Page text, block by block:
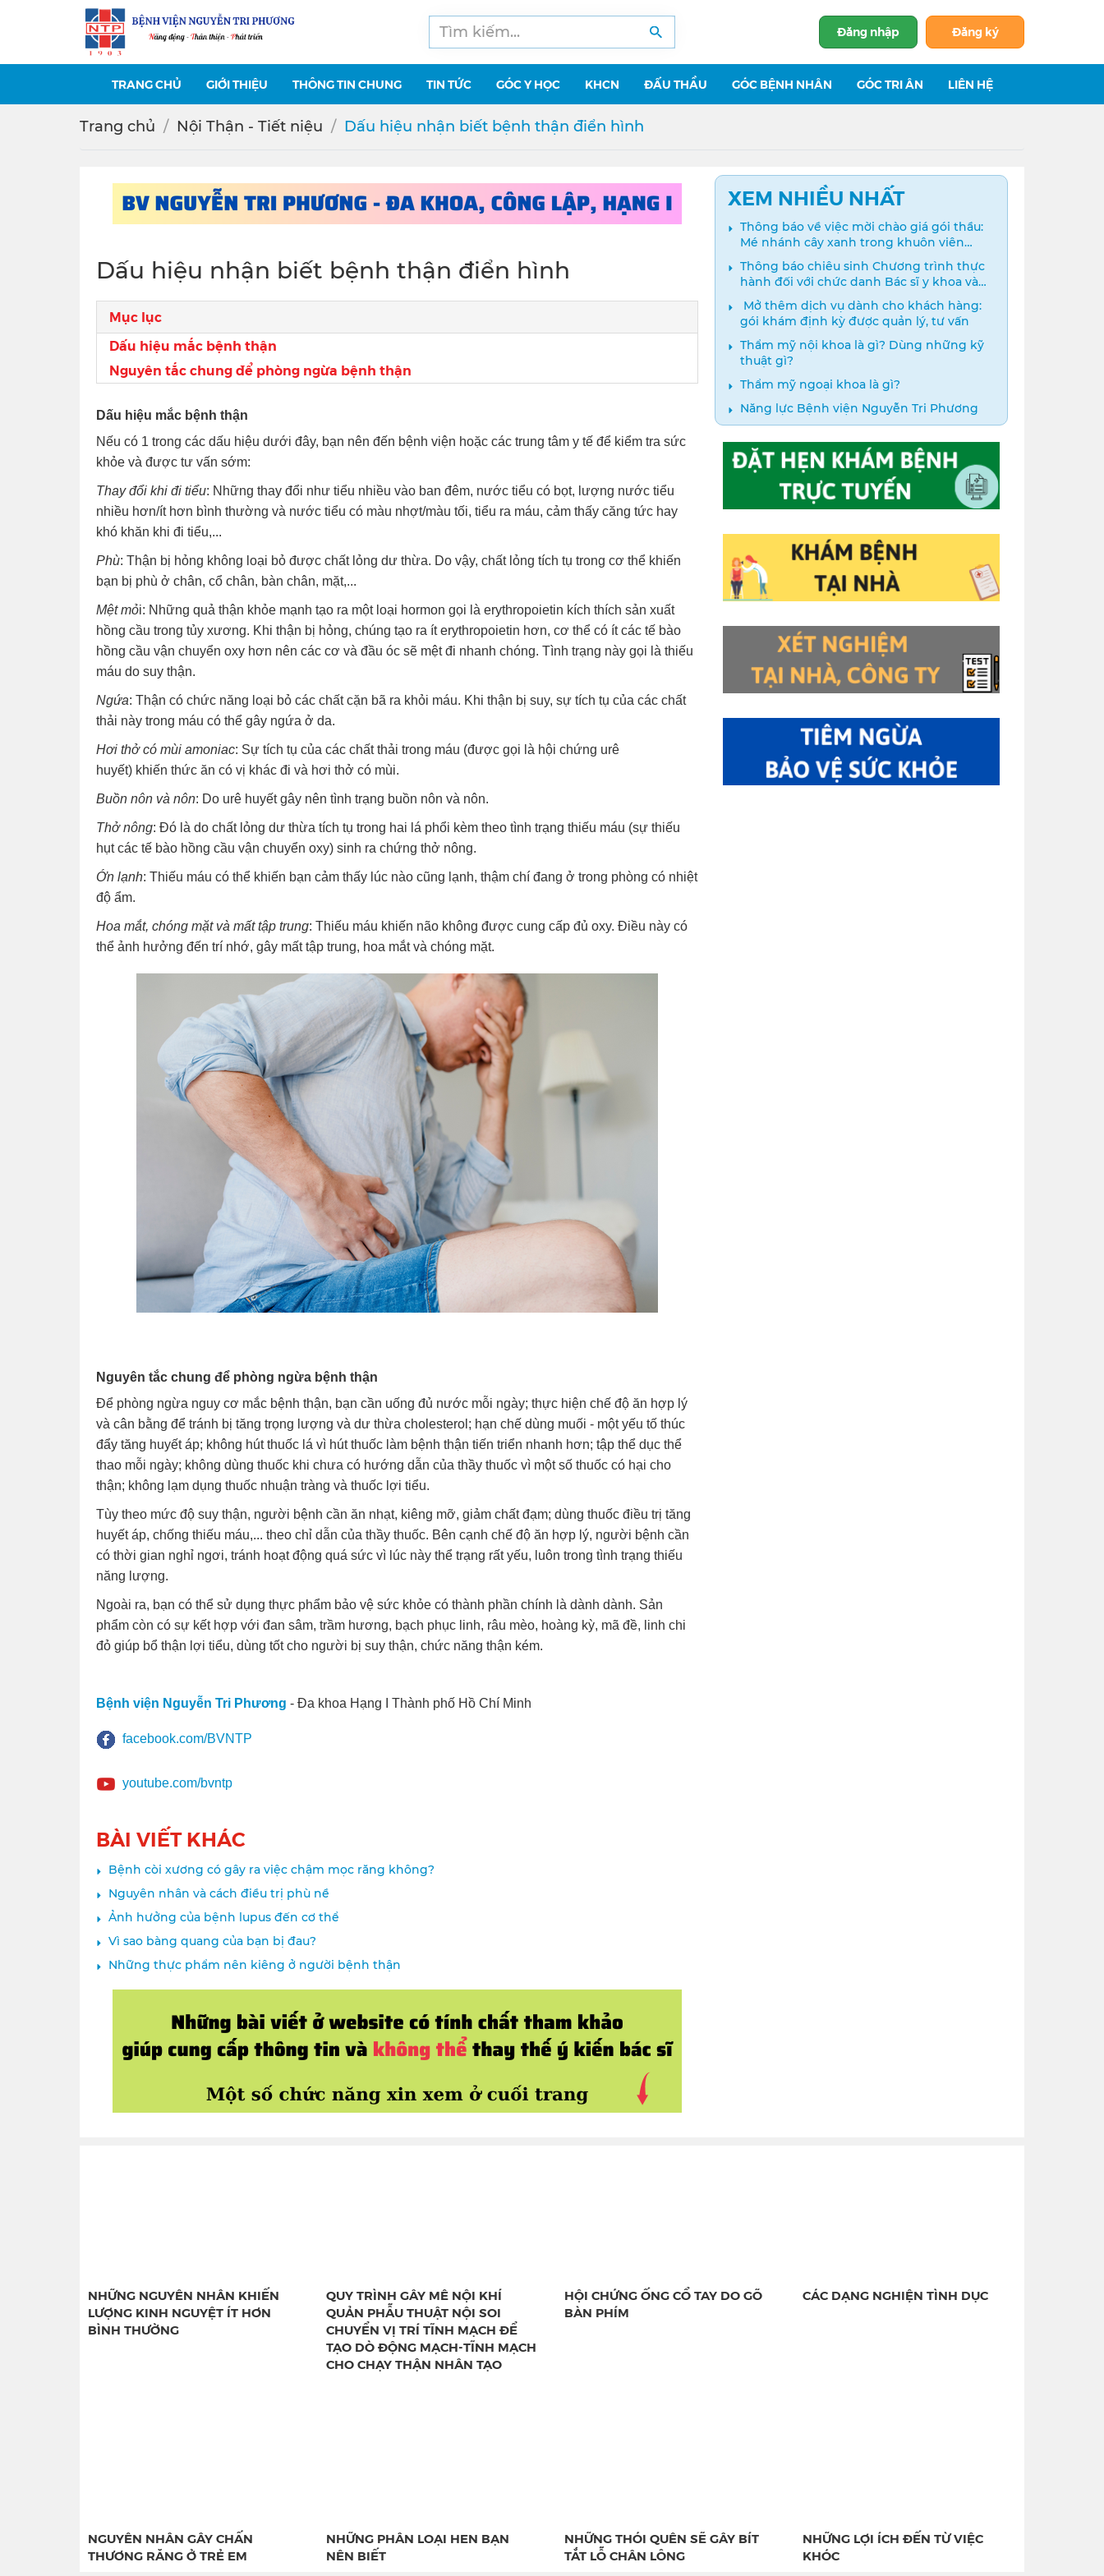
Đăng nhập Đăng ký
TRANG CHỦ GIỚI THIỆU THÔNG TIN CHUNG TIN TỨC GÓC Y HỌC KHCN ĐẤU THẦU GÓC BỆNH NHÂN GÓC TRI ÂN LIÊN HỆ
Trang chủ Nội Thận - Tiết niệu Dấu hiệu nhận biết bệnh thận điển hình
Dấu hiệu nhận biết bệnh thận điển hình
Mục lục
Dấu hiệu mắc bệnh thận
Nguyên tắc chung để phòng ngừa bệnh thận
Dấu hiệu mắc bệnh thận
Nếu có 1 trong các dấu hiệu dưới đây, bạn nên đến bệnh viện hoặc các trung tâm y tế để kiểm tra sức
khỏe và được tư vấn sớm:
Thay đổi khi đi tiểu: Những thay đổi như tiểu nhiều vào ban đêm, nước tiểu có bọt, lượng nước tiểu
nhiều hơn/ít hơn bình thường và nước tiểu có màu nhợt/màu tối, tiểu ra máu, cảm thấy căng tức hay
khó khăn khi đi tiểu,...
Phù: Thận bị hỏng không loại bỏ được chất lỏng dư thừa. Do vậy, chất lỏng tích tụ trong cơ thể khiến
bạn bị phù ở chân, cổ chân, bàn chân, mặt,...
Mệt mỏi: Những quả thận khỏe mạnh tạo ra một loại hormon gọi là erythropoietin kích thích sản xuất
hồng cầu trong tủy xương. Khi thận bị hỏng, chúng tạo ra ít erythropoietin hơn, cơ thể có ít các tế bào
hồng cầu vận chuyển oxy hơn nên các cơ và đầu óc sẽ mệt đi nhanh chóng. Tình trạng này gọi là thiếu
máu do suy thận.
Ngứa: Thận có chức năng loại bỏ các chất cặn bã ra khỏi máu. Khi thận bị suy, sự tích tụ của các chất
thải này trong máu có thể gây ngứa ở da.
Hơi thở có mùi amoniac: Sự tích tụ của các chất thải trong máu (được gọi là hội chứng urê
huyết) khiến thức ăn có vị khác đi và hơi thở có mùi.
Buồn nôn và nôn: Do urê huyết gây nên tình trạng buồn nôn và nôn.
Thở nông: Đó là do chất lỏng dư thừa tích tụ trong hai lá phổi kèm theo tình trạng thiếu máu (sự thiếu
hụt các tế bào hồng cầu vận chuyển oxy) sinh ra chứng thở nông.
Ớn lạnh: Thiếu máu có thể khiến bạn cảm thấy lúc nào cũng lạnh, thậm chí đang ở trong phòng có nhiệt
độ ẩm.
Hoa mắt, chóng mặt và mất tập trung: Thiếu máu khiến não không được cung cấp đủ oxy. Điều này có
thể ảnh hưởng đến trí nhớ, gây mất tập trung, hoa mắt và chóng mặt.
Nguyên tắc chung để phòng ngừa bệnh thận
Để phòng ngừa nguy cơ mắc bệnh thận, bạn cần uống đủ nước mỗi ngày; thực hiện chế độ ăn hợp lý
và cân bằng để tránh bị tăng trọng lượng và dư thừa cholesterol; hạn chế dùng muối - một yếu tố thúc
đẩy tăng huyết áp; không hút thuốc lá vì hút thuốc làm bệnh thận tiến triển nhanh hơn; tập thể dục thể
thao mỗi ngày; không dùng thuốc khi chưa có hướng dẫn của thầy thuốc vì một số thuốc có hại cho
thận; không lạm dụng thuốc nhuận tràng và thuốc lợi tiểu.
Tùy theo mức độ suy thận, người bệnh cần ăn nhạt, kiêng mỡ, giảm chất đạm; dùng thuốc điều trị tăng
huyết áp, chống thiếu máu,... theo chỉ dẫn của thầy thuốc. Bên cạnh chế độ ăn hợp lý, người bệnh cần
có thời gian nghỉ ngơi, tránh hoạt động quá sức vì lúc này thể trạng rất yếu, luôn trong tình trạng thiếu
năng lượng.
Ngoài ra, bạn có thể sử dụng thực phẩm bảo vệ sức khỏe có thành phần chính là dành dành. Sản
phẩm còn có sự kết hợp với đan sâm, trầm hương, bạch phục linh, râu mèo, hoàng kỳ, mã đề, linh chi
đỏ giúp bổ thận lợi tiểu, dùng tốt cho người bị suy thận, chức năng thận kém.
Bệnh viện Nguyễn Tri Phương - Đa khoa Hạng I Thành phố Hồ Chí Minh
facebook.com/BVNTP
youtube.com/bvntp
BÀI VIẾT KHÁC
Bệnh còi xương có gây ra việc chậm mọc răng không?
Nguyên nhân và cách điều trị phù nề
Ảnh hưởng của bệnh lupus đến cơ thể
Vì sao bàng quang của bạn bị đau?
Những thực phẩm nên kiêng ở người bệnh thận
XEM NHIỀU NHẤT
Thông báo về việc mời chào giá gói thầu:
Mé nhánh cây xanh trong khuôn viên
bệnh viện
Thông báo chiêu sinh Chương trình thực
hành đối với chức danh Bác sĩ y khoa và
Điều dưỡng năm 2024
️ Mở thêm dịch vụ dành cho khách hàng:
gói khám định kỳ được quản lý, tư vấn
Thẩm mỹ nội khoa là gì? Dùng những kỹ
thuật gì?
Thẩm mỹ ngoại khoa là gì?
Năng lực Bệnh viện Nguyễn Tri Phương
NHỮNG NGUYÊN NHÂN KHIẾN
LƯỢNG KINH NGUYỆT ÍT HƠN
BÌNH THƯỜNG
QUY TRÌNH GÂY MÊ NỘI KHÍ
QUẢN PHẪU THUẬT NỘI SOI
CHUYỂN VỊ TRÍ TĨNH MẠCH ĐỂ
TẠO DÒ ĐỘNG MẠCH-TĨNH MẠCH
CHO CHẠY THẬN NHÂN TẠO
HỘI CHỨNG ỐNG CỔ TAY DO GÕ
BÀN PHÍM
CÁC DẠNG NGHIỆN TÌNH DỤC
NGUYÊN NHÂN GÂY CHẤN
THƯƠNG RĂNG Ở TRẺ EM
NHỮNG PHÂN LOẠI HEN BẠN
NÊN BIẾT
NHỮNG THÓI QUÊN SẼ GÂY BÍT
TẮT LỖ CHÂN LÔNG
NHỮNG LỢI ÍCH ĐẾN TỪ VIỆC
KHÓC